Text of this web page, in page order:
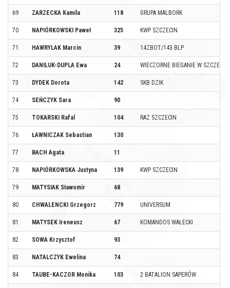
69 ZARZECKA Kamila 118 GRUPA MALBORK
70 NAPIÓRKOWSKI Paweł 325 KWP SZCZECIN
71 HAWRYLAK Marcin 39 14ZBOT/143 BLP
72 DANILUK-DUPLA Ewa 24 WIECZORNE BIEGANIE W
73 DYDEK Dorota 142 SKB DZIK
74 SEŃCZYK Sara 90
75 TOKARSKI Rafal 104 RAZ SZCZECIN
76 ŁAWNICZAK Sebastian 130
77 BACH Agata 11
78 NAPIÓRKOWSKA Justyna 139 KWP SZCZECIN
79 MATYSIAK Sławomir 68
80 CHWALENCKI Grzegorz 779 UNIVERSUM
81 MATYSEK Ireneusz 67 KOMANDOS WAŁECKI
82 SOWA Krzysztof 93
83 NATALCZYK Ewelina 74
84 TAUBE-KACZOR Monika 103 2 BATALION SAPERÓW